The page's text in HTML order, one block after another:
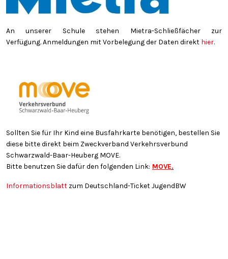
An unserer Schule stehen Mietra-Schließfächer zur
Verfügung. Anmeldungen mit Vorbelegung der Daten direkt hier.
Sollten Sie für Ihr Kind eine Busfahrkarte benötigen, bestellen Sie
diese bitte direkt beim Zweckverband Verkehrsverbund
Schwarzwald-Baar-Heuberg MOVE.
Bitte benutzen Sie dafür den folgenden Link: MOVE.
Informationsblatt zum Deutschland-Ticket JugendBW